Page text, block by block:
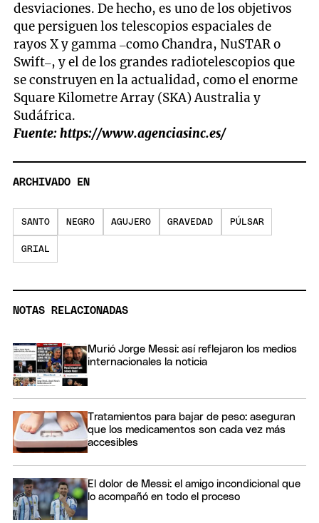
desviaciones. De hecho, es uno de los objetivos
que persiguen los telescopios espaciales de
rayos X y gamma –como Chandra, NuSTAR o
Swift–, y el de los grandes radiotelescopios que
se construyen en la actualidad, como el enorme
Square Kilometre Array (SKA) Australia y
Sudáfrica.
Fuente: https://www.agenciasinc.es/
ARCHIVADO EN
SANTO NEGRO AGUJERO GRAVEDAD PÚLSAR
GRIAL
NOTAS RELACIONADAS
Murió Jorge Messi: así reflejaron los medios
internacionales la noticia
Tratamientos para bajar de peso: aseguran
que los medicamentos son cada vez más
accesibles
El dolor de Messi: el amigo incondicional que
lo acompañó en todo el proceso